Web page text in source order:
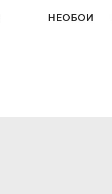
НЕОБОИ